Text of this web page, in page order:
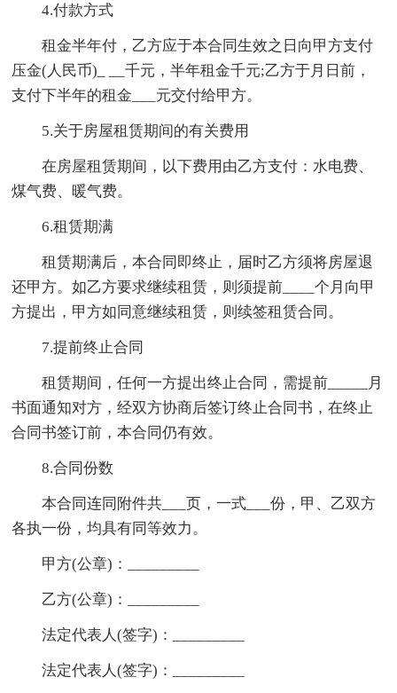
4.付款方式
租金半年付，乙方应于本合同生效之日向甲方支付
压金(人民币)_ __千元，半年租金千元;乙方于月日前，
支付下半年的租金___元交付给甲方。
5.关于房屋租赁期间的有关费用
在房屋租赁期间，以下费用由乙方支付：水电费、
煤气费、暖气费。
6.租赁期满
租赁期满后，本合同即终止，届时乙方须将房屋退
还甲方。如乙方要求继续租赁，则须提前____个月向甲
方提出，甲方如同意继续租赁，则续签租赁合同。
7.提前终止合同
租赁期间，任何一方提出终止合同，需提前_____月
书面通知对方，经双方协商后签订终止合同书，在终止
合同书签订前，本合同仍有效。
8.合同份数
本合同连同附件共___页，一式___份，甲、乙双方
各执一份，均具有同等效力。
甲方(公章)：_________
乙方(公章)：_________
法定代表人(签字)：_________
法定代表人(签字)：_________